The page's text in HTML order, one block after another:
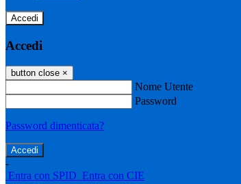
Accedi
Accedi
button close ×
Nome Utente
Password
Password dimenticata?
-
Entra con SPID Entra con CIE